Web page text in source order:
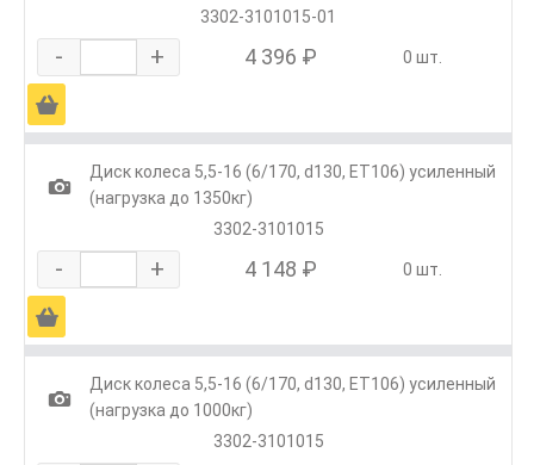
3302-3101015-01
- + 4 396 ₽ 0 шт.
Ä
1
Диск колеса 5,5-16 (6/170, d130, ET106) усиленный
(нагрузка до 1350кг)
3302-3101015
- + 4 148 ₽ 0 шт.
Ä
1
Диск колеса 5,5-16 (6/170, d130, ET106) усиленный
(нагрузка до 1000кг)
3302-3101015